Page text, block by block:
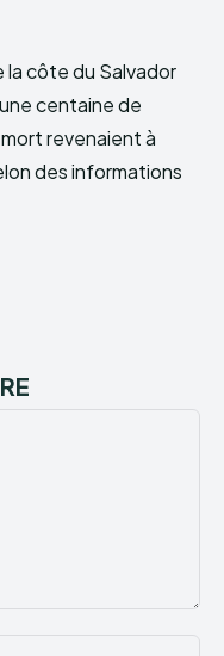
la côte du Salvador
centaine de
revenaient à
des informations